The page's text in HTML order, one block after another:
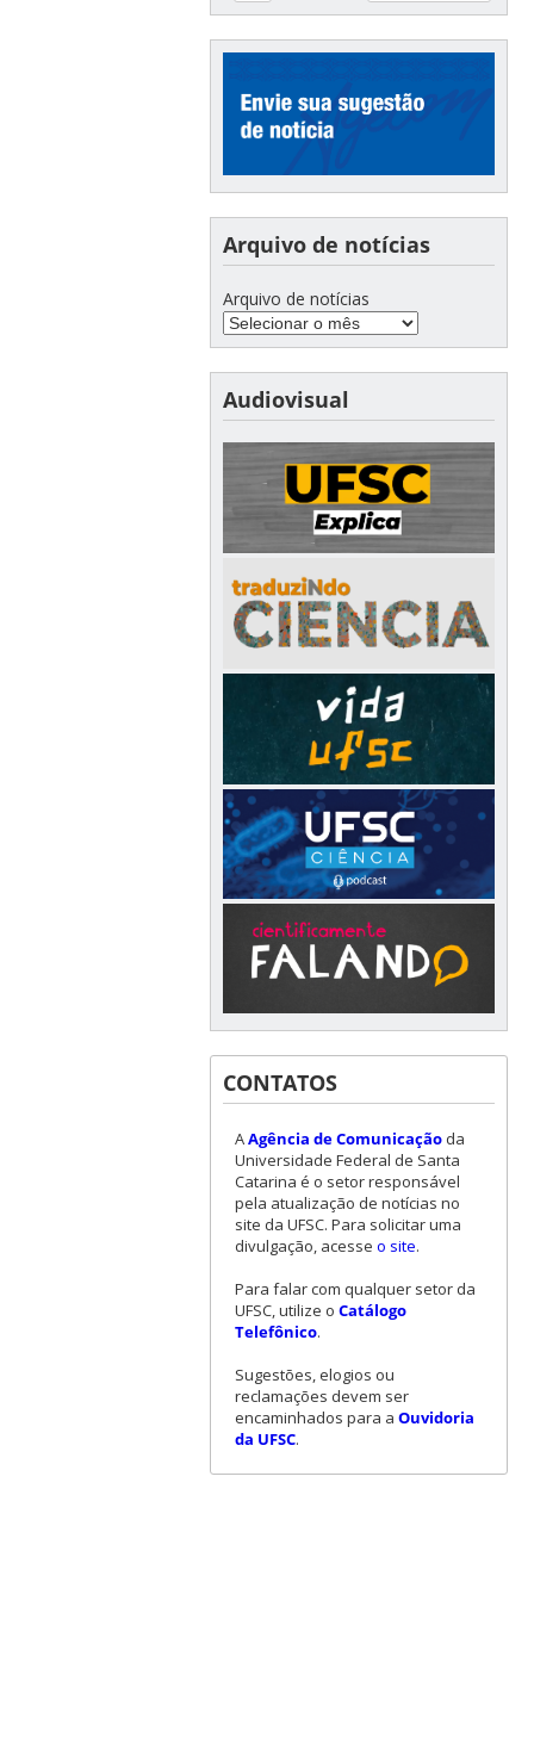
Arquivo de notícias
Arquivo de notícias
Audiovisual
CONTATOS
AAgência de Comunicaçãoda
Universidade Federal de Santa
Catarina é o setor responsável
pela atualização de notícias no
site da UFSC. Para solicitar uma
divulgação, acesse o site.
Para falar com qualquer setor da
UFSC, utilize o Catálogo
Telefônico.
Sugestões, elogios ou
reclamações devem ser
encaminhados para a Ouvidoria
da UFSC.